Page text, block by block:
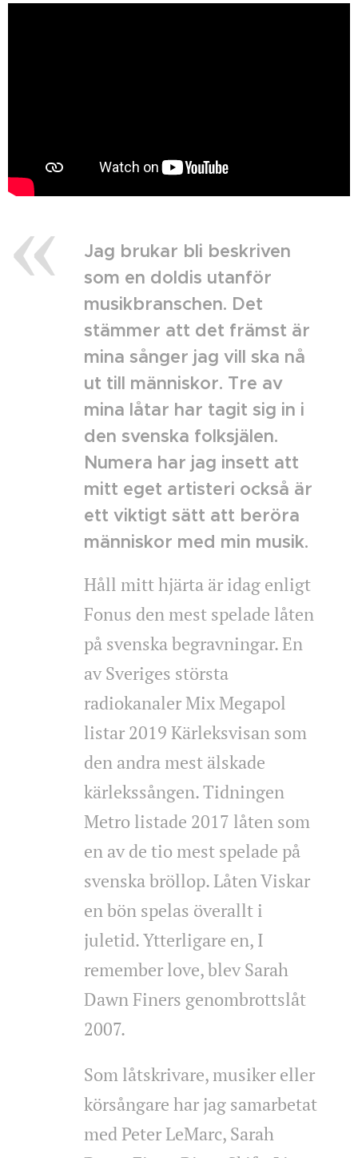
Jag brukar bli beskriven
som en doldis utanför
musikbranschen. Det
stämmer att det främst är
mina sånger jag vill ska nå
ut till människor. Tre av
mina låtar har tagit sig in i
den svenska folksjälen.
Numera har jag insett att
mitt eget artisteri också är
ett viktigt sätt att beröra
människor med min musik.
Håll mitt hjärta är idag enligt
Fonus den mest spelade låten
på svenska begravningar. En
av Sveriges största
radiokanaler Mix Megapol
listar 2019 Kärleksvisan som
den andra mest älskade
kärlekssången. Tidningen
Metro listade 2017 låten som
en av de tio mest spelade på
svenska bröllop. Låten Viskar
en bön spelas överallt i
juletid. Ytterligare en, I
remember love, blev Sarah
Dawn Finers genombrottslåt
2007.
Som låtskrivare, musiker eller
körsångare har jag samarbetat
med Peter LeMarc, Sarah